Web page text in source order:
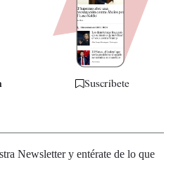
Suscríbete
Newsletter y entérate de lo que